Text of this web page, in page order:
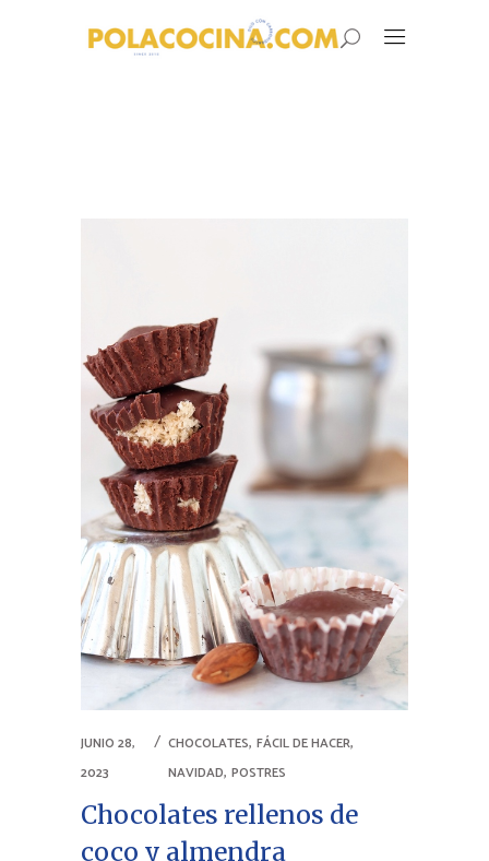
JUNIO 28,
2023
CHOCOLATES, FÁCIL DE HACER,
NAVIDAD, POSTRES
Chocolates rellenos de
coco y almendra